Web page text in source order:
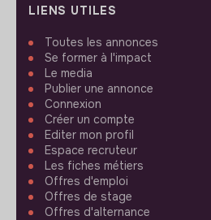
LIENS UTILES
Toutes les annonces
Se former à l'impact
Le media
Publier une annonce
Connexion
Créer un compte
Editer mon profil
Espace recruteur
Les fiches métiers
Offres d'emploi
Offres de stage
Offres d'alternance